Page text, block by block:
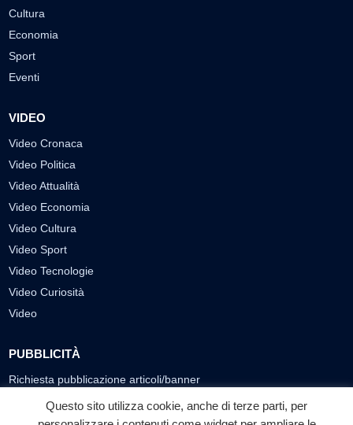
Cultura
Economia
Sport
Eventi
VIDEO
Video Cronaca
Video Politica
Video Attualità
Video Economia
Video Cultura
Video Sport
Video Tecnologie
Video Curiosità
Video
PUBBLICITÀ
Richiesta pubblicazione articoli/banner
SEGUICI SUI SOCIAL
Questo sito utilizza cookie, anche di terze parti, per